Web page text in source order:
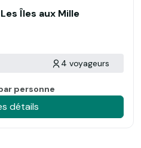
Îles aux Mille
4 voyageurs
personne
détails